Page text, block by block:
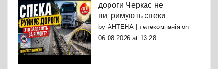
дороги Черкас не
витримують спеки
by АНТЕНА | телекомпаніяon
06.08.2026 at 13:28